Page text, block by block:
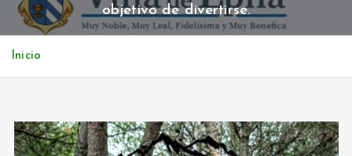
objetivo de divertirse.
Inicio